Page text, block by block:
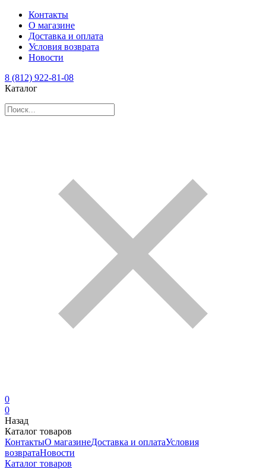
Контакты
О магазине
Доставка и оплата
Условия возврата
Новости
8 (812) 922-81-08
Каталог
0
0
Назад
Каталог товаров
КонтактыО магазинеДоставка и оплатаУсловия
возвратаНовости
Каталог товаров